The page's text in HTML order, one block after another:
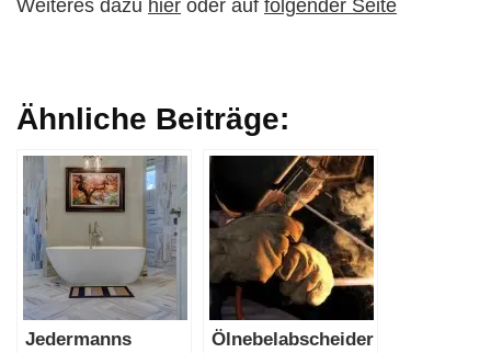
Weiteres dazu hier oder auf folgender Seite
Ähnliche Beiträge:
Jedermanns
Ölnebelabscheider